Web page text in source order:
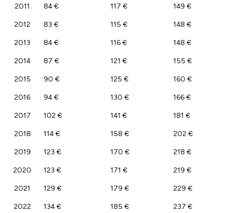
2011 84 € 117 € 149 €
2012 83 € 115 € 148 €
2013 84 € 116 € 148 €
2014 87 € 121 € 155 €
2015 90 € 125 € 160 €
2016 94 € 130 € 166 €
2017 102 € 141 € 181 €
2018 114 € 158 € 202 €
2019 123 € 170 € 218 €
2020 123 € 171 € 219 €
2021 129 € 179 € 229 €
2022 134 € 185 € 237 €